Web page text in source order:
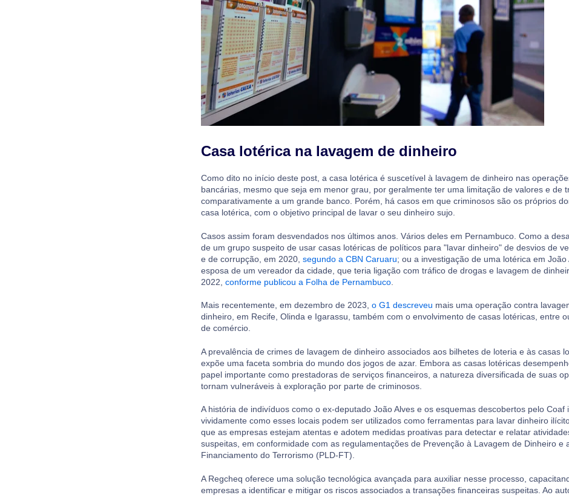
Casa lotérica na lavagem de dinheiro
Como dito no início deste post, a casa lotérica é suscetível à lavagem de dinheiro nas
bancárias, mesmo que seja em menor grau, por geralmente ter uma limitação de valores e de
comparativamente a um grande banco. Porém, há casos em que criminosos são os próprios
casa lotérica, com o objetivo principal de lavar o seu dinheiro sujo.
Casos assim foram desvendados nos últimos anos. Vários deles em Pernambuco. Como a
de um grupo suspeito de usar casas lotéricas de políticos para "lavar dinheiro" de desvios de
e de corrupção, em 2020, segundo a CBN Caruaru; ou a investigação de uma lotérica em João
esposa de um vereador da cidade, que teria ligação com tráfico de drogas e lavagem de
2022, conforme publicou a Folha de Pernambuco
Mais recentemente, em dezembro de 2023, o G1 descreveu mais uma operação contra
dinheiro, em Recife, Olinda e Igarassu, também com o envolvimento de casas lotéricas, entre
de comércio.
A prevalência de crimes de lavagem de dinheiro associados aos bilhetes de loteria e às casas
expõe uma faceta sombria do mundo dos jogos de azar. Embora as casas lotéricas
papel importante como prestadoras de serviços financeiros, a natureza diversificada de suas
tornam vulneráveis à exploração por parte de criminosos.
A história de indivíduos como o ex-deputado João Alves e os esquemas descobertos pelo Coaf
vividamente como esses locais podem ser utilizados como ferramentas para lavar dinheiro
que as empresas estejam atentas e adotem medidas proativas para detectar e relatar
suspeitas, em conformidade com as regulamentações de Prevenção à Lavagem de Dinheiro e
Financiamento do Terrorismo (PLD-FT).
A Regcheq oferece uma solução tecnológica avançada para auxiliar nesse processo,
empresas a identificar e mitigar os riscos associados a transações financeiras suspeitas. Ao